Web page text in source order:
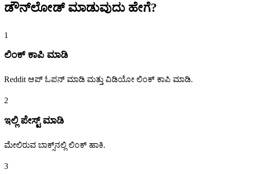
ಡೌನ್‌ಲೋಡ್ ಮಾಡುವುದು ಹೇಗೆ?
1
ಲಿಂಕ್ ಕಾಪಿ ಮಾಡಿ
Reddit ಆಪ್ ಓಪನ್ ಮಾಡಿ ಮತ್ತು ವಿಡಿಯೋ ಲಿಂಕ್ ಕಾಪಿ ಮಾಡಿ.
2
ಇಲ್ಲಿ ಪೇಸ್ಟ್ ಮಾಡಿ
ಮೇಲಿರುವ ಬಾಕ್ಸ್‌ನಲ್ಲಿ ಲಿಂಕ್ ಹಾಕಿ.
3